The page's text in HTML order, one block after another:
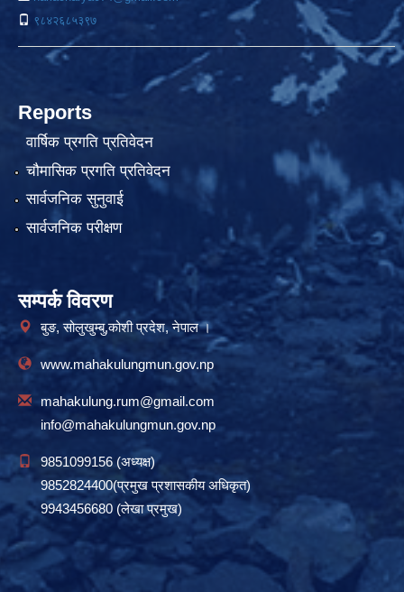
९८४२६८५३९७
Reports
वार्षिक प्रगति प्रतिवेदन
चौमासिक प्रगति प्रतिवेदन
सार्वजनिक सुनुवाई
सार्वजनिक परीक्षण
सम्पर्क विवरण
बुङ, सोलुखुम्बु,कोशी प्रदेश, नेपाल ।
www.mahakulungmun.gov.np
mahakulung.rum@gmail.com
info@mahakulungmun.gov.np
9851099156 (अध्यक्ष)
9852824400(प्रमुख प्रशासकीय अधिकृत)
9943456680 (लेखा प्रमुख)